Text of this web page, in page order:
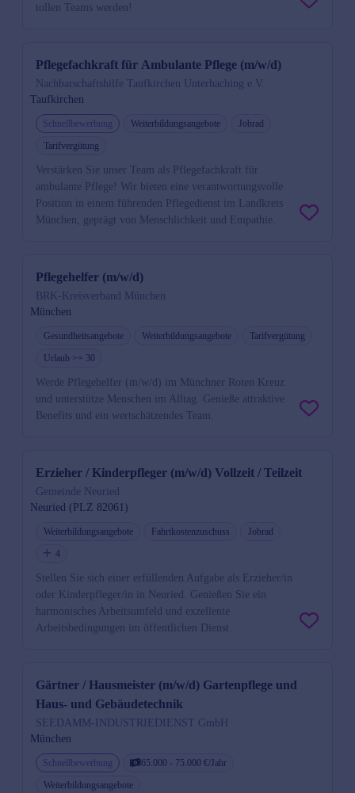
tollen Teams werden!
Pflegefachkraft für Ambulante Pflege (m/w/d)
Nachbarschaftshilfe Taufkirchen Unterhaching e.V.
Taufkirchen
Schnellbewerbung Weiterbildungsangebote
Jobrad
Tarifvergütung
Verstärken Sie unser Team als Pflegefachkraft für
ambulante Pflege! Wir bieten eine verantwortungsvolle
Position in einem führenden Pflegedienst im Landkreis
München, geprägt von Menschlichkeit und Empathie.
Pflegehelfer (m/w/d)
BRK-Kreisverband München
München
Gesundheitsangebote Weiterbildungsangebote
Tarifvergütung
Urlaub >= 30
Werde Pflegehelfer (m/w/d) im Münchner Roten Kreuz
und unterstütze Menschen im Alltag. Genieße attraktive
Benefits und ein wertschätzendes Team.
Erzieher / Kinderpfleger (m/w/d) Vollzeit / Teilzeit
Gemeinde Neuried
Neuried (PLZ 82061)
Weiterbildungsangebote Fahrtkostenzuschuss
Jobrad
4
Stellen Sie sich einer erfüllenden Aufgabe als Erzieher/in
oder Kinderpfleger/in in Neuried. Genießen Sie ein
harmonisches Arbeitsumfeld und exzellente
Arbeitsbedingungen im öffentlichen Dienst.
Gärtner / Hausmeister (m/w/d) Gartenpflege und
Haus- und Gebäudetechnik
SEEDAMM-INDUSTRIEDIENST GmbH
München
Schnellbewerbung
65.000 - 75.000 €/Jahr
Weiterbildungsangebote